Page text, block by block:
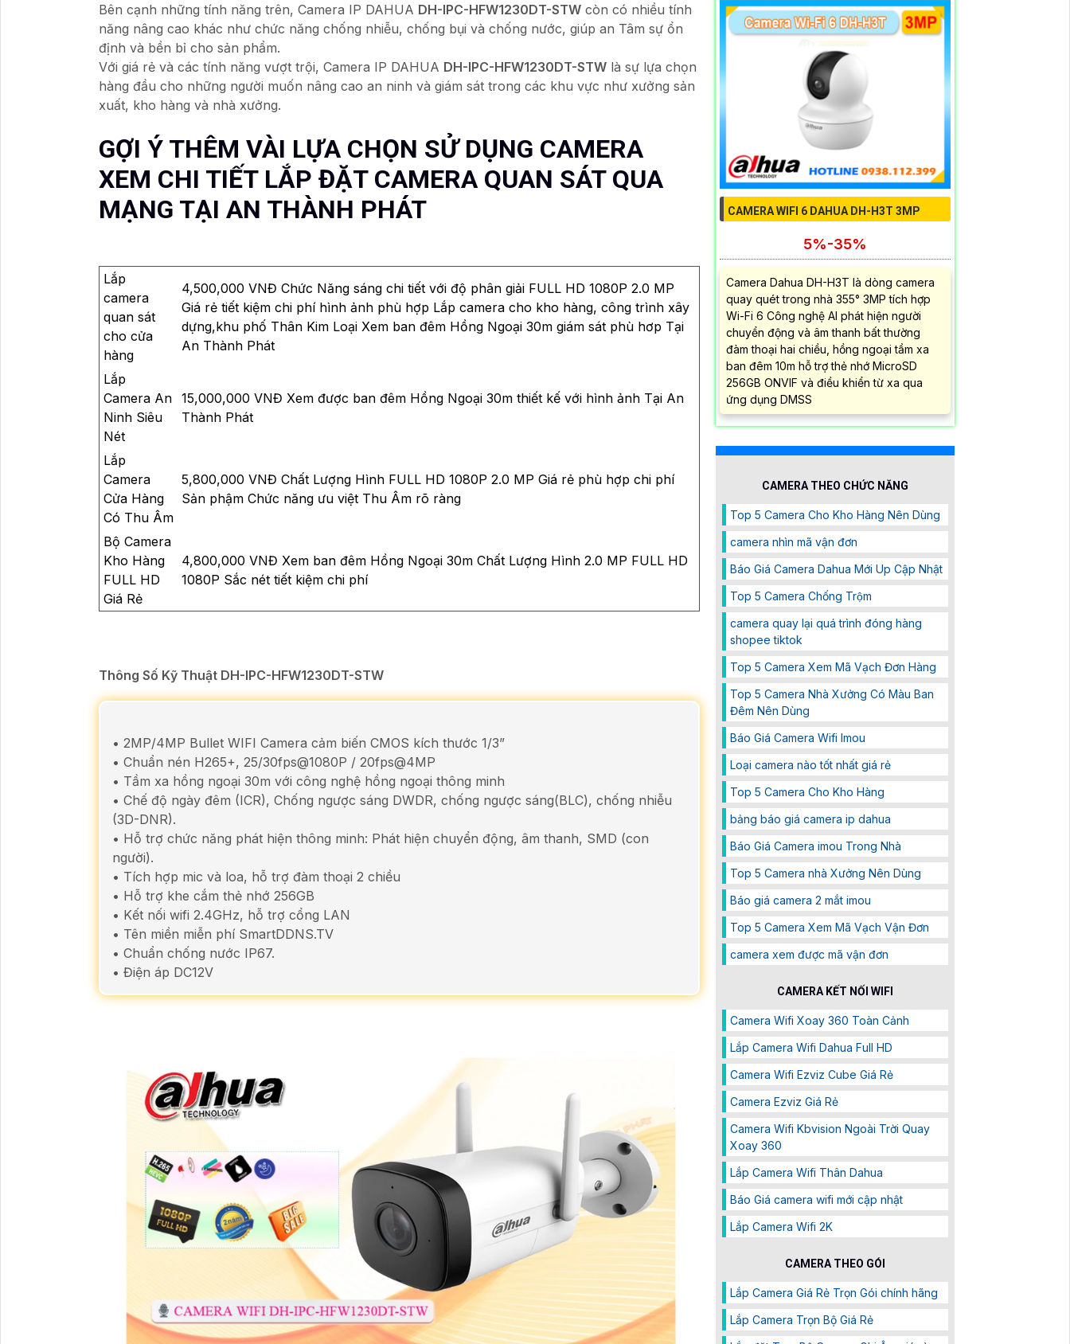
Bên cạnh những tính năng trên, Camera IP DAHUA DH-IPC-HFW1230DT-STW còn có nhiều tính
năng nâng cao khác như chức năng chống nhiễu, chống bụi và chống nước, giúp an Tâm sự ổn
định và bền bỉ cho sản phẩm.
Với giá rẻ và các tính năng vượt trội, Camera IP DAHUA DH-IPC-HFW1230DT-STW là sự lựa chọn
hàng đầu cho những người muốn nâng cao an ninh và giám sát trong các khu vực như xưởng sản
xuất, kho hàng và nhà xưởng.
GỢI Ý THÊM VÀI LỰA CHỌN SỬ DỤNG CAMERA
XEM CHI TIẾT LẮP ĐẶT CAMERA QUAN SÁT QUA
MẠNG TẠI AN THÀNH PHÁT
Lắp
camera
quan sát
cho cửa
hàng
4,500,000 VNĐ Chức Năng sáng chi tiết với độ phân giải FULL HD 1080P 2.0 MP
Giá rẻ tiết kiệm chi phí hình ảnh phù hợp Lắp camera cho kho hàng, công trình xây
dựng,khu phố Thân Kim Loại Xem ban đêm Hồng Ngoại 30m giám sát phù hơp Tại
An Thành Phát
Lắp
Camera An
Ninh Siêu
Nét
15,000,000 VNĐ Xem được ban đêm Hồng Ngoại 30m thiết kế với hình ảnh Tại An
Thành Phát
Lắp
Camera
Cửa Hàng
Có Thu Âm
5,800,000 VNĐ Chất Lượng Hình FULL HD 1080P 2.0 MP Giá rẻ phù hợp chi phí
Sản phậm Chức năng ưu việt Thu Âm rõ ràng
Bộ Camera
Kho Hàng
FULL HD
Giá Rẻ
4,800,000 VNĐ Xem ban đêm Hồng Ngoại 30m Chất Lượng Hình 2.0 MP FULL HD
1080P Sắc nét tiết kiệm chi phí
Thông Số Kỹ Thuật DH-IPC-HFW1230DT-STW
• 2MP/4MP Bullet WIFI Camera cảm biến CMOS kích thước 1/3”
• Chuẩn nén H265+, 25/30fps@1080P / 20fps@4MP
• Tầm xa hồng ngoại 30m với công nghệ hồng ngoại thông minh
• Chế độ ngày đêm (ICR), Chống ngược sáng DWDR, chống ngược sáng(BLC), chống nhiễu
(3D-DNR).
• Hỗ trợ chức năng phát hiện thông minh: Phát hiện chuyển động, âm thanh, SMD (con
người).
• Tích hợp mic và loa, hỗ trợ đàm thoại 2 chiều
• Hỗ trợ khe cắm thẻ nhớ 256GB
• Kết nối wifi 2.4GHz, hỗ trợ cổng LAN
• Tên miền miễn phí SmartDDNS.TV
• Chuẩn chống nước IP67.
• Điện áp DC12V
CAMERA WIFI 6 DAHUA DH-H3T 3MP
5%-35%
Camera Dahua DH-H3T là dòng camera
quay quét trong nhà 355° 3MP tích hợp
Wi-Fi 6 Công nghệ AI phát hiện người
chuyển động và âm thanh bất thường
đàm thoại hai chiều, hồng ngoại tầm xa
ban đêm 10m hỗ trợ thẻ nhớ MicroSD
256GB ONVIF và điều khiển từ xa qua
ứng dụng DMSS
CAMERA THEO CHỨC NĂNG
Top 5 Camera Cho Kho Hàng Nên Dùng
camera nhìn mã vận đơn
Báo Giá Camera Dahua Mới Up Cập Nhật
Top 5 Camera Chống Trộm
camera quay lại quá trình đóng hàng
shopee tiktok
Top 5 Camera Xem Mã Vạch Đơn Hàng
Top 5 Camera Nhà Xưởng Có Màu Ban
Đêm Nên Dùng
Báo Giá Camera Wifi Imou
Loại camera nào tốt nhất giá rẻ
Top 5 Camera Cho Kho Hàng
bảng báo giá camera ip dahua
Báo Giá Camera imou Trong Nhà
Top 5 Camera nhà Xưởng Nên Dùng
Báo giá camera 2 mắt imou
Top 5 Camera Xem Mã Vạch Vận Đơn
camera xem được mã vận đơn
CAMERA KẾT NỐI WIFI
Camera Wifi Xoay 360 Toàn Cảnh
Lắp Camera Wifi Dahua Full HD
Camera Wifi Ezviz Cube Giá Rẻ
Camera Ezviz Giá Rẻ
Camera Wifi Kbvision Ngoài Trời Quay
Xoay 360
Lắp Camera Wifi Thân Dahua
Báo Giá camera wifi mới cập nhật
Lắp Camera Wifi 2K
CAMERA THEO GÓI
Lắp Camera Giá Rẻ Trọn Gói chính hãng
Lắp Camera Trọn Bộ Giá Rẻ